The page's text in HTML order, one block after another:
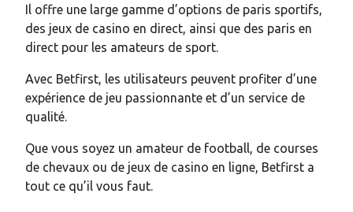
Il offre une large gamme d’options de paris sportifs,
des jeux de casino en direct, ainsi que des paris en
direct pour les amateurs de sport.
Avec Betfirst, les utilisateurs peuvent profiter d’une
expérience de jeu passionnante et d’un service de
qualité.
Que vous soyez un amateur de football, de courses
de chevaux ou de jeux de casino en ligne, Betfirst a
tout ce qu’il vous faut.